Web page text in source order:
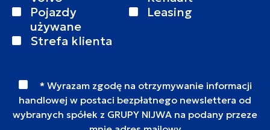
Pojazdy
używane
Leasing
Strefa klienta
* Wyrazam zgodę na otrzymywanie informacji
handlowej w postaci bezpłatnego newslettera od
wybranych spółek z GRUPY NIJWA na podany przeze